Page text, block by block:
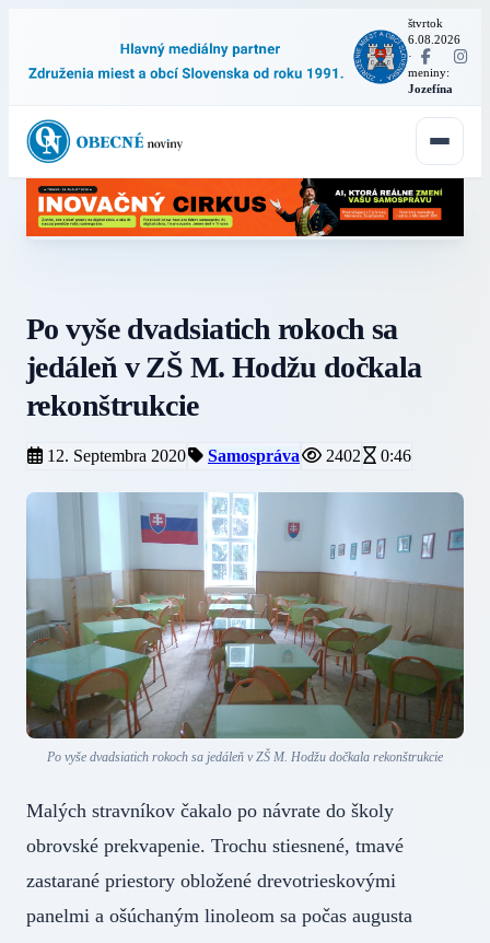
štvrtok
6.08.2026
·
meniny:
Jozefína
Po vyše dvadsiatich rokoch sa
jedáleň v ZŠ M. Hodžu dočkala
rekonštrukcie
12. Septembra 2020 Samospráva 2402 0:46
Po vyše dvadsiatich rokoch sa jedáleň v ZŠ M. Hodžu dočkala rekonštrukcie
Malých stravníkov čakalo po návrate do školy
obrovské prekvapenie. Trochu stiesnené, tmavé
zastarané priestory obložené drevotrieskovými
panelmi a ošúchaným linoleom sa počas augusta